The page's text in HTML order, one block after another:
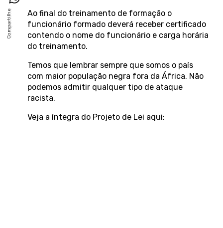
Ao final do treinamento de formação o
funcionário formado deverá receber certificado
contendo o nome do funcionário e carga horária
do treinamento.
Temos que lembrar sempre que somos o país
com maior população negra fora da África. Não
podemos admitir qualquer tipo de ataque
racista.
Veja a íntegra do Projeto de Lei aqui: